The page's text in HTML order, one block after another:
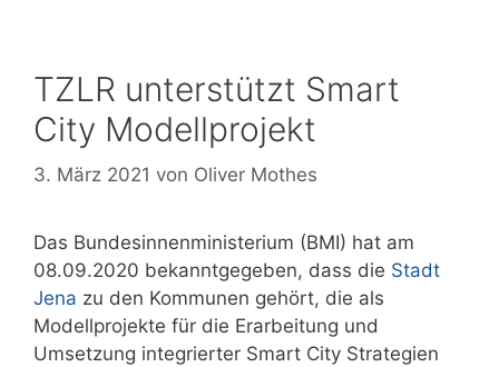
TZLR unterstützt Smart
City Modellprojekt
3. März 2021 von Oliver Mothes
Das Bundesinnenministerium (BMI) hat am
08.09.2020 bekanntgegeben, dass die Stadt
Jena zu den Kommunen gehört, die als
Modellprojekte für die Erarbeitung und
Umsetzung integrierter Smart City Strategien